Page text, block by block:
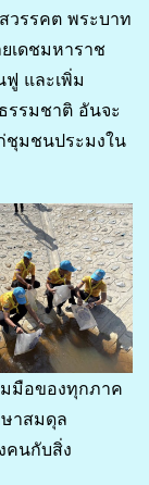
วรรคต พระบาท
เดชมหาราช
และเพิ่ม
รมชาติ อันจะ
ชุมชนประมงใน
มมือของทุกภาค
าสมดุล
คนกับสิ่ง